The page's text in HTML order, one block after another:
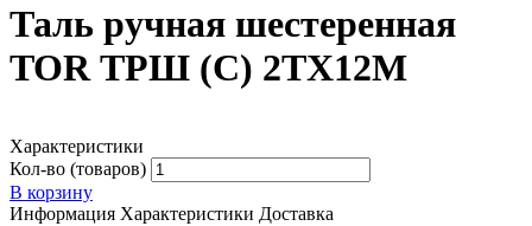
Таль ручная шестеренная
TOR ТРШ (C) 2ТХ12М
Характеристики
Кол-во (товаров)
В корзину
Информация Характеристики Доставка